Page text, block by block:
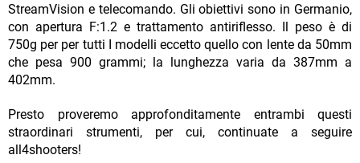
StreamVision e telecomando. Gli obiettivi sono in Germanio,
con apertura F:1.2 e trattamento antiriflesso. Il peso è di
750g per per tutti I modelli eccetto quello con lente da 50mm
che pesa 900 grammi; la lunghezza varia da 387mm a
402mm.
Presto proveremo approfonditamente entrambi questi
straordinari strumenti, per cui, continuate a seguire
all4shooters!